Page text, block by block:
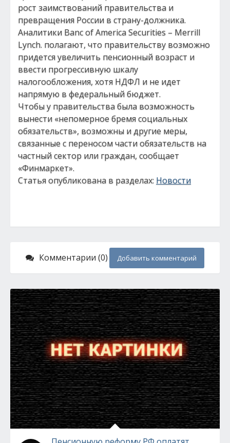
рост заимствований правительства и
превращения России в страну-должника.
Аналитики Banc of America Securities – Merrill
Lynch. полагают, что правительству возможно
придется увеличить пенсионный возраст и
ввести прогрессивную шкалу
налогообложения, хотя НДФЛ и не идет
напрямую в федеральный бюджет.
Чтобы у правительства была возможность
вынести «непомерное бремя социальных
обязательств», возможны и другие меры,
связанные с переносом части обязательств на
частный сектор или граждан, сообщает
«Финмаркет».
Статья опубликована в разделах: Новости
Комментарии (0) Добавить комментарий